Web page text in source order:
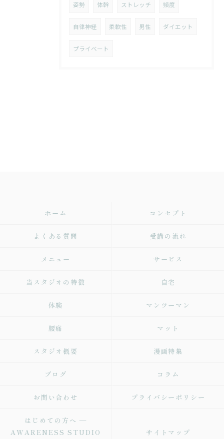
姿勢 体幹 ストレッチ 頻度
自律神経 柔軟性 男性 ダイエット
プライベート
ホーム コンセプト
よくある質問 受講の流れ
メニュー サービス
当スタジオの特徴 自宅
体験 マンツーマン
腰痛 マット
スタジオ概要 漫画特集
ブログ コラム
お問い合わせ プライバシーポリシー
はじめての方へ ―
AWARENESS STUDIO
サイトマップ